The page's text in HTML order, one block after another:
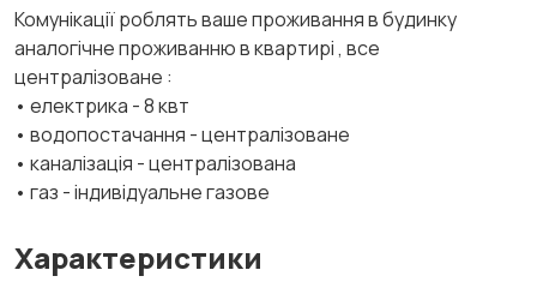
Комунікації роблять ваше проживання в будинку
аналогічне проживанню в квартирі , все
централізоване :
• електрика - 8 квт
• водопостачання - централізоване
• каналізація - централізована
• газ - індивідуальне газове
Характеристики